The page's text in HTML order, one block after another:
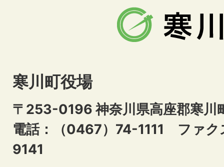
寒川町役場
〒253-0196 神奈川県高座郡寒川
電話：（0467）74-1111 ファ
9141